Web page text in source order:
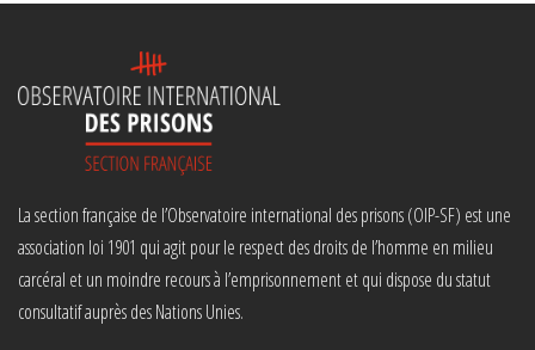
La section française de l’Observatoire international des prisons (OIP-SF) est une
association loi 1901 qui agit pour le respect des droits de l’homme en milieu
carcéral et un moindre recours à l’emprisonnement et qui dispose du statut
consultatif auprès des Nations Unies.